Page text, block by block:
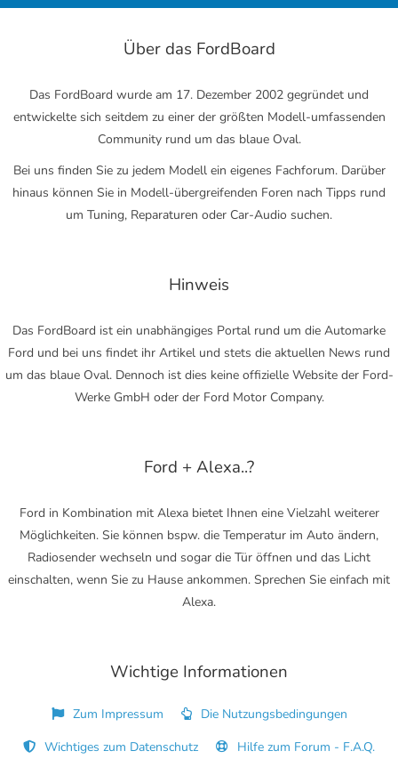
Über das FordBoard
Das FordBoard wurde am 17. Dezember 2002 gegründet und
entwickelte sich seitdem zu einer der größten Modell-umfassenden
Community rund um das blaue Oval.
Bei uns finden Sie zu jedem Modell ein eigenes Fachforum. Darüber
hinaus können Sie in Modell-übergreifenden Foren nach Tipps rund
um Tuning, Reparaturen oder Car-Audio suchen.
Hinweis
Das FordBoard ist ein unabhängiges Portal rund um die Automarke
Ford und bei uns findet ihr Artikel und stets die aktuellen News rund
um das blaue Oval. Dennoch ist dies keine offizielle Website der Ford-
Werke GmbH oder der Ford Motor Company.
Ford + Alexa..?
Ford in Kombination mit Alexa bietet Ihnen eine Vielzahl weiterer
Möglichkeiten. Sie können bspw. die Temperatur im Auto ändern,
Radiosender wechseln und sogar die Tür öffnen und das Licht
einschalten, wenn Sie zu Hause ankommen. Sprechen Sie einfach mit
Alexa.
Wichtige Informationen
Zum Impressum
Die Nutzungsbedingungen
Wichtiges zum Datenschutz
Hilfe zum Forum - F.A.Q.